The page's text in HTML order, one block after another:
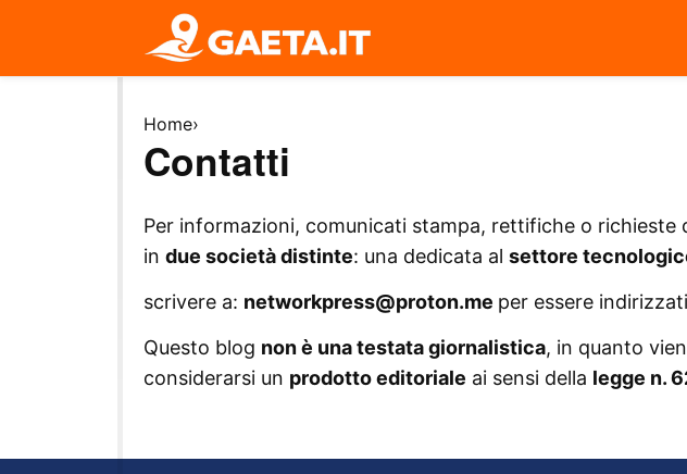
Home›
Contatti
Per informazioni, comunicati stampa, rettifiche o
in due società distinte: una dedicata al settore
scrivere a: networkpress@proton.me per essere
Questo blog non è una testata giornalistica, in quanto
considerarsi un prodotto editoriale ai sensi della legge n.